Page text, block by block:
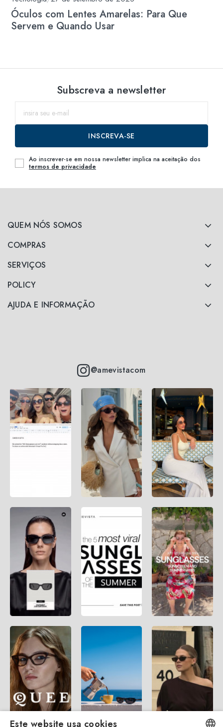
Óculos com Lentes Amarelas: Para Que
Servem e Quando Usar
QUEM NÓS SOMOS
COMPRAS
SERVIÇOS
POLICY
AJUDA E INFORMAÇÃO
@amevistacom
Subscreva a newsletter
INSCREVA-SE
Ao inscrever-se em nossa newsletter implica na aceitação dos
termos de privacidade
Este website usa cookies